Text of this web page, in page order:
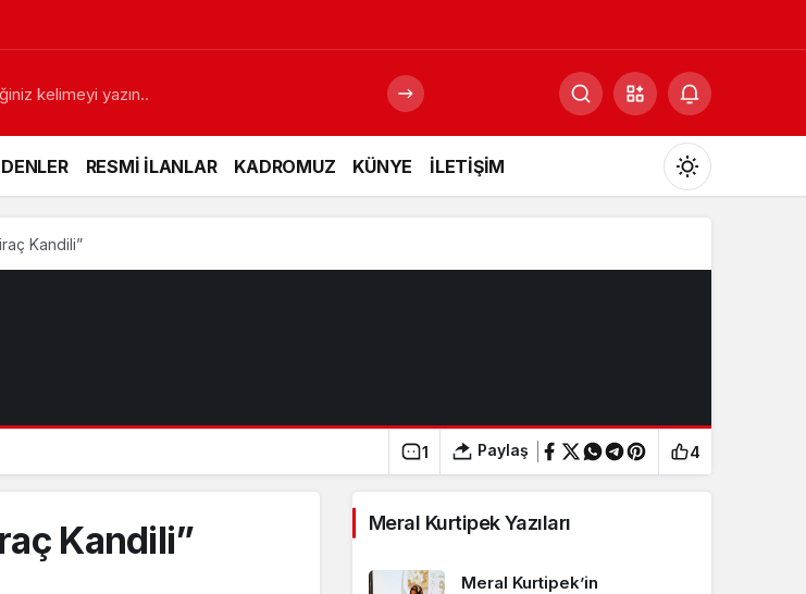
Çıktı
RESMİ İLANLAR KADROMUZ KÜNYE İLETİŞİM
Mod
değiştir
Gece Modu
Gece modunu seçin.
Sistem Modu
Sistem modunu seçin.
Kandili”
1 Paylaş 4
Kandili” Meral Kurtipek Yazıları
Meral Kurtipek’in